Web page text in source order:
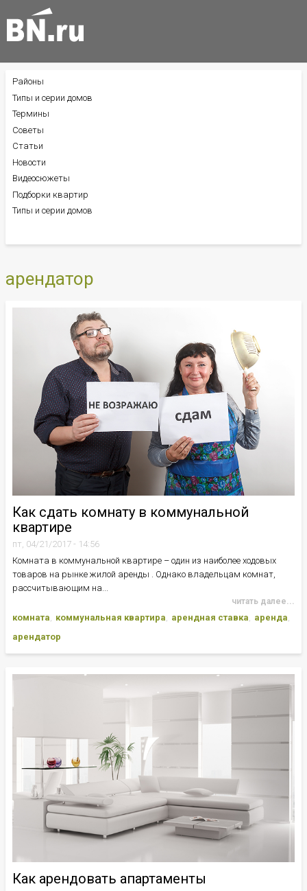
арендатор
Как сдать комнату в коммунальной
квартире
пт, 04/21/2017 - 14:56
Комната в коммунальной квартире – один из наиболее ходовых
товаров на рынке жилой аренды . Однако владельцам комнат,
рассчитывающим на...
читать далее...
комната коммунальная квартира арендная ставка
аренда
арендатор
Как арендовать апартаменты
БОКОВОЕ
МЕНЮ
Районы
Типы и серии домов
Термины
Советы
Статьи
Новости
Видеосюжеты
Подборки квартир
Типы и серии домов